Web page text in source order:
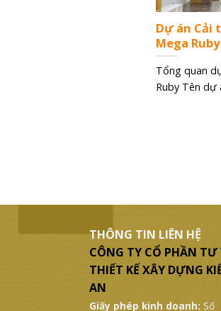
Dự án Cải
Mega
Tổng quan
Ruby Tên dự
THÔNG TIN LIÊN HỆ
CÔNG TY CỔ PHẦN TƯ
THIẾT KẾ XÂY DỰNG
AN
Giấy phép kinh doanh: Số